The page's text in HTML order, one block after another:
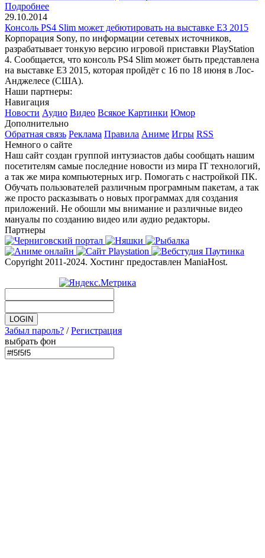
Подробнее
29.10.2014
Консоль PS4 Slim может дебютировать на выставке E3 2015
Корпорация Sony, по информации сетевых источников,
разрабатывает тонкую версию игровой приставки PlayStation
4. Сообщается, что консоль PS4 Slim может быть представлена
на выставке E3 2015, которая пройдёт с 16 по 18 июня в Лос-
Анджелесе (США).
Наши партнеры:
Навигация
Новости Аудио Видео Всякое Картинки Юмор
Дополнительно
Обратная связь Реклама Правила Аниме Игры RSS
Немного о сайте
Наш сайт создан группой интузиастов дабы сообщать нашим
посетителям самые последние новости из мира IT технологий,
а так же мира компьютерных игр. Помогать с настройкой ПК.
Обучать пользователей различным програмным пакетам, а так
же просто расказывать о новых программах для создания
приложений. Не обошли мы внимание и различные видео
мануалы по созданию видео или аудио редакторы.
Партнеры
Copyright 2011-2024. Хостинг предоставлен ManiaHost.
Забыл пароль? /Регистрация
выбрать фон